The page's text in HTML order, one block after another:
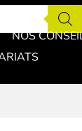
NOS